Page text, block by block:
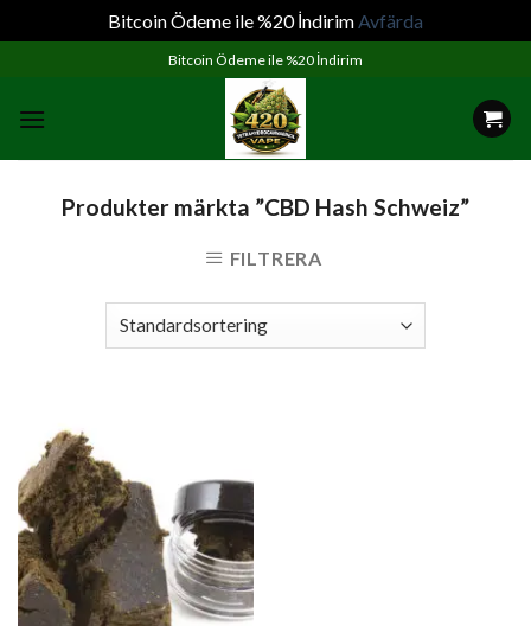
Bitcoin Ödeme ile %20 İndirimAvfärda
content
Bitcoin Ödeme ile %20 İndirim
Produkter märkta ”CBD Hash Schweiz”
FILTRERA